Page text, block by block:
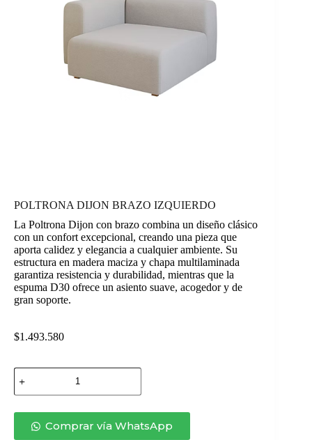
POLTRONA DIJON BRAZO IZQUIERDO
La Poltrona Dijon con brazo combina un diseño clásico
con un confort excepcional, creando una pieza que
aporta calidez y elegancia a cualquier ambiente. Su
estructura en madera maciza y chapa multilaminada
garantiza resistencia y durabilidad, mientras que la
espuma D30 ofrece un asiento suave, acogedor y de
gran soporte.
$1.493.580
POLTRONA
DIJON
BRAZO
cantidadComprar vía WhatsApp